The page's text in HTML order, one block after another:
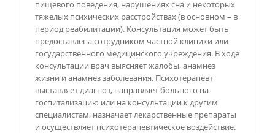
пищевого поведения, нарушениях сна и некоторых
тяжелых психических расстройствах (в основном – в
период реабилитации). Консультация может быть
предоставлена сотрудником частной клиники или
государственного медицинского учреждения. В ходе
консультации врач выясняет жалобы, анамнез
жизни и анамнез заболевания. Психотерапевт
выставляет диагноз, направляет больного на
госпитализацию или на консультации к другим
специалистам, назначает лекарственные препараты
и осуществляет психотерапевтическое воздействие.